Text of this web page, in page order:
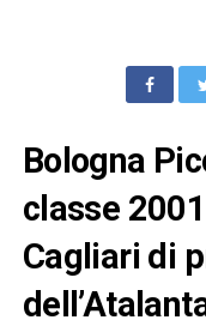
Bologna
classe
Cagliari di